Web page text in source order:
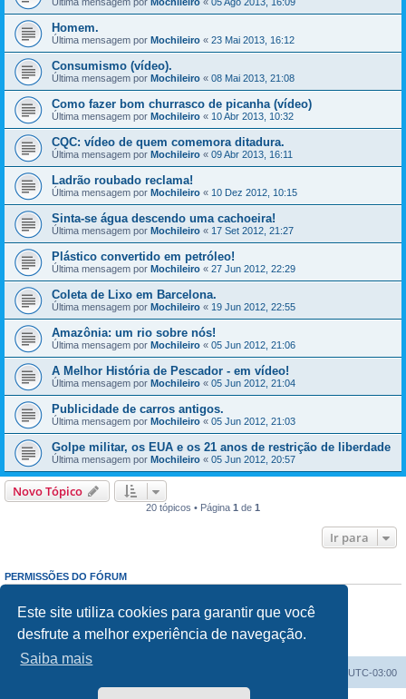
Este site utiliza cookies para garantir que você
desfrute a melhor experiência de navegação.
Saiba mais
Homem.
Última mensagem por Mochileiro « 23 Mai 2013, 16:12
Consumismo (vídeo).
Última mensagem por Mochileiro « 08 Mai 2013, 21:08
Como fazer bom churrasco de picanha (vídeo)
Última mensagem por Mochileiro « 10 Abr 2013, 10:32
CQC: vídeo de quem comemora ditadura.
Última mensagem por Mochileiro « 09 Abr 2013, 16:11
Ladrão roubado reclama!
Última mensagem por Mochileiro « 10 Dez 2012, 10:15
Sinta-se água descendo uma cachoeira!
Última mensagem por Mochileiro « 17 Set 2012, 21:27
Plástico convertido em petróleo!
Última mensagem por Mochileiro « 27 Jun 2012, 22:29
Coleta de Lixo em Barcelona.
Última mensagem por Mochileiro « 19 Jun 2012, 22:55
Amazônia: um rio sobre nós!
Última mensagem por Mochileiro « 05 Jun 2012, 21:06
A Melhor História de Pescador - em vídeo!
Última mensagem por Mochileiro « 05 Jun 2012, 21:04
Publicidade de carros antigos.
Última mensagem por Mochileiro « 05 Jun 2012, 21:03
Golpe militar, os EUA e os 21 anos de restrição de liberdade
Última mensagem por Mochileiro « 05 Jun 2012, 20:57
Novo Tópico
20 tópicos • Página 1 de 1
Ir para
PERMISSÕES DO FÓRUM
Responder mensagens:
Proibido
Editar mensagens:Proibido
Excluir mensagens:Proibido
UTC-03:00